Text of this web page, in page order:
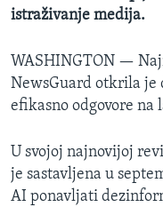
istraživanje medija.
WASHINGTON —
NewsGuard otkrila je
efikasno odgovore na
U svojoj najnovijoj
je sastavljena u
AI ponavljati